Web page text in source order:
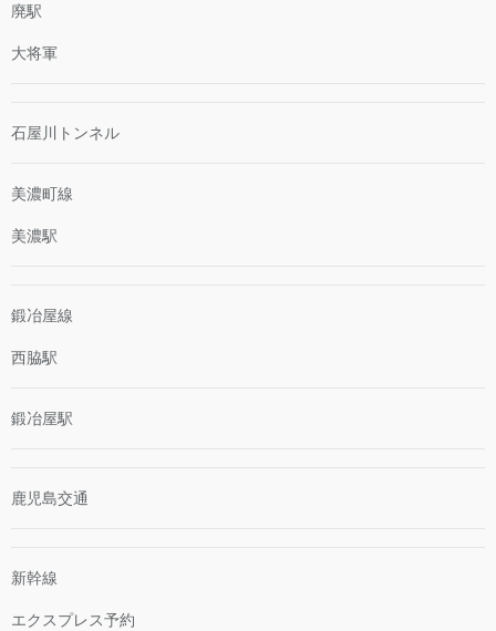
廃駅
大将軍
石屋川トンネル
美濃町線
美濃駅
鍛冶屋線
西脇駅
鍛冶屋駅
鹿児島交通
新幹線
エクスプレス予約